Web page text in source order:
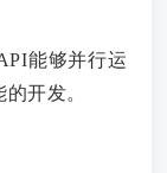
能够并行运
开发。